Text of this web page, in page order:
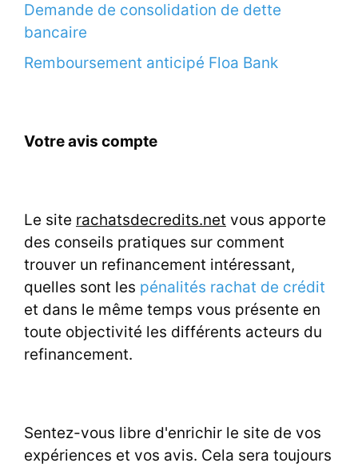
Demande de consolidation de dette
bancaire
Remboursement anticipé Floa Bank
Votre avis compte
Le site rachatsdecredits.net vous apporte
des conseils pratiques sur comment
trouver un refinancement intéressant,
quelles sont les pénalités rachat de crédit
et dans le même temps vous présente en
toute objectivité les différents acteurs du
refinancement.
Sentez-vous libre d'enrichir le site de vos
expériences et vos avis. Cela sera toujours